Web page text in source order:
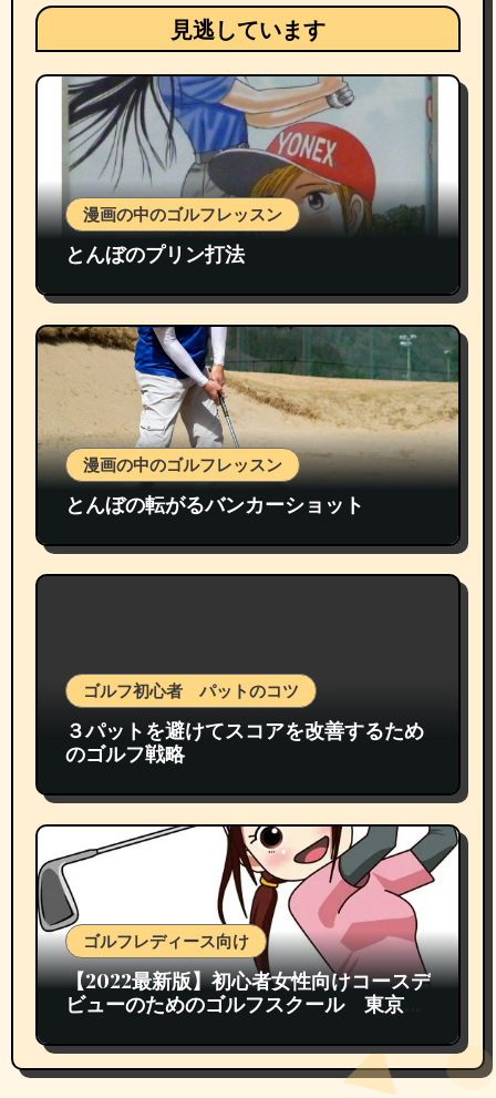
見逃しています
漫画の中のゴルフレッスン
とんぼのプリン打法
漫画の中のゴルフレッスン
とんぼの転がるバンカーショット
ゴルフ初心者 パットのコツ
３パットを避けてスコアを改善するため
のゴルフ戦略
ゴルフレディース向け
【2022最新版】初心者女性向けコースデ
ビューのためのゴルフスクール 東京都